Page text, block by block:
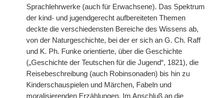
Sprachlehrwerke (auch für Erwachsene). Das Spektrum
der kind- und jugendgerecht aufbereiteten Themen
deckte die verschiedensten Bereiche des Wissens ab,
von der Naturgeschichte, bei der er sich an G. Ch. Raff
und K. Ph. Funke orientierte, über die Geschichte
(„Geschichte der Teutschen für die Jugend“, 1821), die
Reisebeschreibung (auch Robinsonaden) bis hin zu
Kinderschauspielen und Märchen, Fabeln und
moralisierenden Erzählungen. Im Anschluß an die